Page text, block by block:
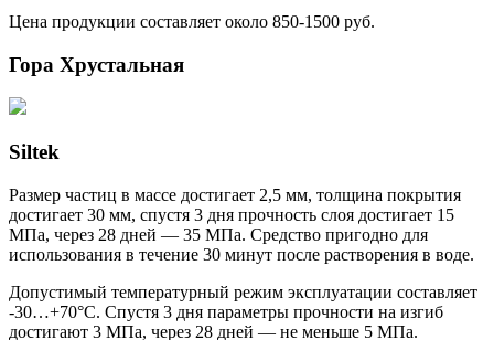
Цена продукции составляет около 850-1500 руб.
Гора Хрустальная
Siltek
Размер частиц в массе достигает 2,5 мм, толщина покрытия
достигает 30 мм, спустя 3 дня прочность слоя достигает 15
МПа, через 28 дней — 35 МПа. Средство пригодно для
использования в течение 30 минут после растворения в воде.
Допустимый температурный режим эксплуатации составляет
-30…+70°С. Спустя 3 дня параметры прочности на изгиб
достигают 3 МПа, через 28 дней — не меньше 5 МПа.